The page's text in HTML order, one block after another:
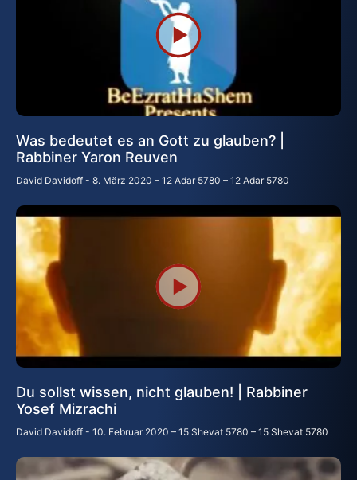
Was bedeutet es an Gott zu glauben? |
Rabbiner Yaron Reuven
David Davidoff 8. März 2020 – 12 Adar 5780 – 12 Adar 5780
Du sollst wissen, nicht glauben! | Rabbiner
Yosef Mizrachi
David Davidoff 10. Februar 2020 – 15 Shevat 5780 – 15 Shevat 5780